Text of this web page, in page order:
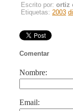
Escrito por: ortiz
Etiquetas: 2003
Comentar
Nombre:
Email: